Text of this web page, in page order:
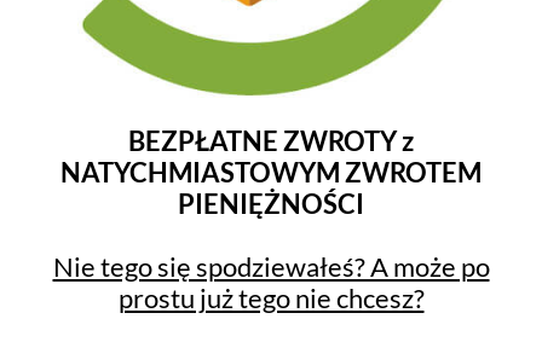
BEZPŁATNE ZWROTY z
NATYCHMIASTOWYM ZWROTEM
PIENIĘŻNOŚCI
Nie tego się spodziewałeś? A może po
prostu już tego nie chcesz?